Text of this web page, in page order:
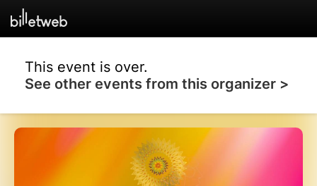
This event is over.
See other events from this organizer >